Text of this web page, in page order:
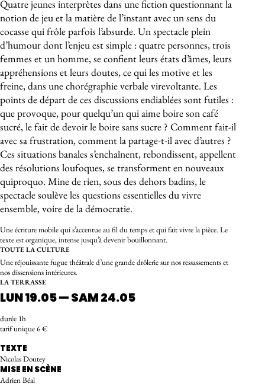
À propos de l'événement
Quatre jeunes interprètes dans une fiction questionnant la
notion de jeu et la matière de l’instant avec un sens du
cocasse qui frôle parfois l’absurde. Un spectacle plein
d’humour dont l’enjeu est simple : quatre personnes, trois
femmes et un homme, se confient leurs états d’âmes, leurs
appréhensions et leurs doutes, ce qui les motive et les
freine, dans une chorégraphie verbale virevoltante. Les
points de départ de ces discussions endiablées sont futiles :
que provoque, pour quelqu’un qui aime boire son café
sucré, le fait de devoir le boire sans sucre ? Comment fait-il
avec sa frustration, comment la partage-t-il avec d’autres ?
Ces situations banales s’enchaînent, rebondissent, appellent
des résolutions loufoques, se transforment en nouveaux
quiproquo. Mine de rien, sous des dehors badins, le
spectacle soulève les questions essentielles du vivre
ensemble, voire de la démocratie.
Une écriture mobile qui s’accentue au fil du temps et qui fait vivre la pièce. Le
texte est organique, intense jusqu’à devenir bouillonnant.
TOUTE LA CULTURE
Une réjouissante fugue théâtrale d’une grande drôlerie sur nos ressassements et
nos dissensions intérieures.
LA TERRASSE
LUN 19.05 — SAM 24.05
durée 1h
tarif unique 6 €
TEXTE
Nicolas Doutey
MISE EN SCÈNE
Adrien Béal